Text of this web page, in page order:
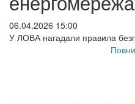
06.04.2026 15:00
У ЛОВА нагадали правила